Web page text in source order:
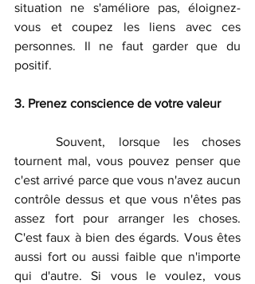
situation ne s'améliore pas, éloignez-
vous et coupez les liens avec ces
personnes. Il ne faut garder que du
positif.
3. Prenez conscience de votre valeur
	Souvent, lorsque les choses
tournent mal, vous pouvez penser que
c'est arrivé parce que vous n'avez aucun
contrôle dessus et que vous n'êtes pas
assez fort pour arranger les choses.
C'est faux à bien des égards. Vous êtes
aussi fort ou aussi faible que n'importe
qui d'autre. Si vous le voulez, vous